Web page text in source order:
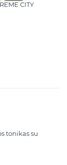
CITY
tonikas su